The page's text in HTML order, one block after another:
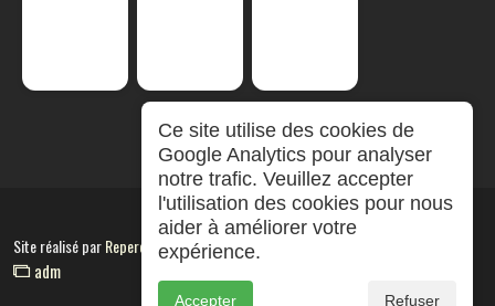
Site réalisé parRepereCom
adm
Ce site utilise des cookies de
Google Analytics pour analyser
notre trafic. Veuillez accepter
l'utilisation des cookies pour nous
aider à améliorer votre
expérience.
Accepter Refuser